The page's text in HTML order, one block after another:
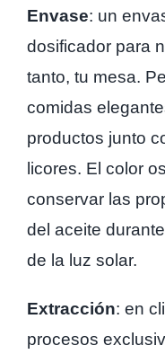
Envase: un
dosificador para
tanto, tu mesa.
comidas
productos junto
licores. El color
conservar las
del aceite
de la luz solar.
Extracción: en
procesos